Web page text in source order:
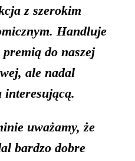
z szerokim
Handluje
premią do naszej
ale nadal
interesującą.
uważamy, że
bardzo dobre